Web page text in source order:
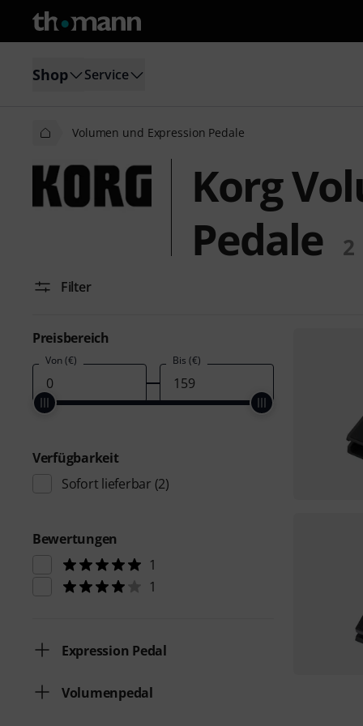
Shop Service
Volumen und Expression Pedale
Korg
Pedale
2
Filter
Preisbereich
Von (€) Bis (€)
Verfügbarkeit
Sofort lieferbar (2)
Bewertungen
1
1
Expression Pedal
Volumenpedal